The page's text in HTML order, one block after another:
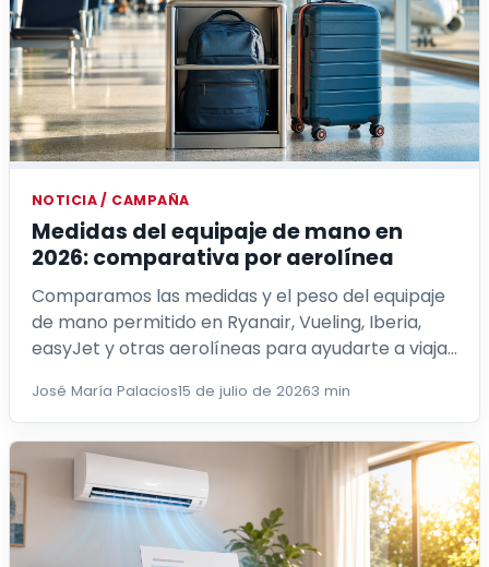
NOTICIA / CAMPAÑA
Medidas del equipaje de mano en
2026: comparativa por aerolínea
Comparamos las medidas y el peso del equipaje
de mano permitido en Ryanair, Vueling, Iberia,
easyJet y otras aerolíneas para ayudarte a viajar
José María Palacios15 de julio de 20263 min